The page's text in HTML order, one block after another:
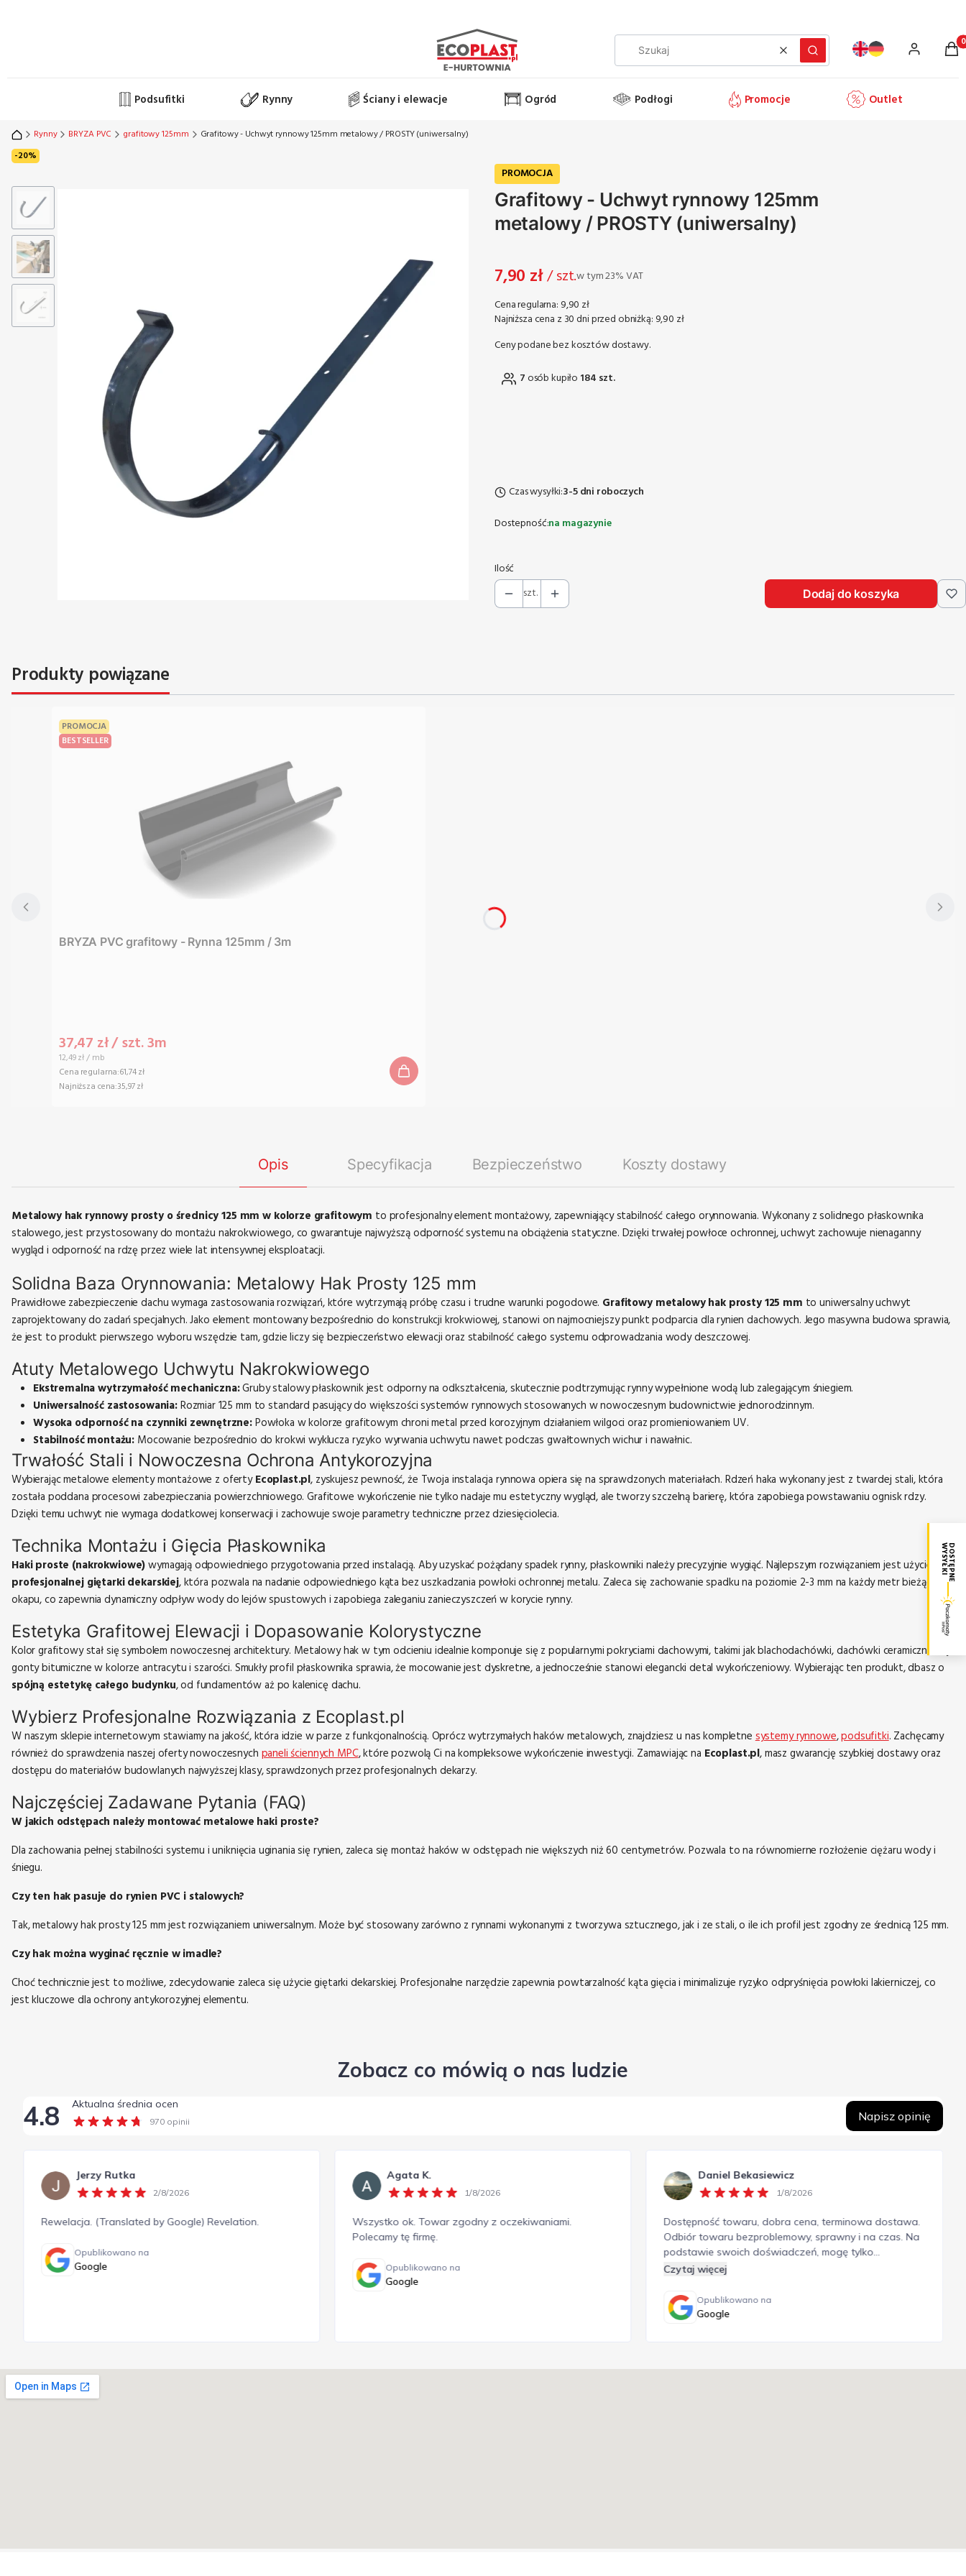
WyczyśćSzukaj
Podsufitki Rynny Ściany i elewacje Ogród Podłogi Promocje Outlet
Rynny BRYZA PVC grafitowy 125mm Grafitowy - Uchwyt rynnowy 125mm metalowy / PROSTY (uniwersalny)
Etykiety
-20%DISCOUNT <
PROMOCJA
Grafitowy - Uchwyt rynnowy 125mm
metalowy / PROSTY (uniwersalny)
7,90 zł/ szt.w tym 23% VAT
w tym23%VAT
Cena regularna: 9,90 zł
Najniższa cena z 30 dni przed obniżką: 9,90 zł
Ceny podane bez kosztów dostawy.
7 osób kupiło 184 szt.
Czas wysyłki:3-5 dni roboczych
Dostepność:na magazynie
Ilość
szt.
Dodaj do koszyka
Produkty powiązane
PROMOCJA
BESTSELLER
BRYZA PVC grafitowy - Rynna 125mm / 3m
Cena promocyjna
37,47 zł / szt. 3m
Cena jednostkowa
12,49 zł / mb
Cena regularna:61,74 zł
Najniższa cena:35,97 zł
Opis Specyfikacja Bezpieczeństwo Koszty dostawy
Metalowy hak rynnowy prosty o średnicy 125 mm w kolorze grafitowym to profesjonalny element montażowy, zapewniający stabilność całego orynnowania. Wykonany z solidnego płaskownika
stalowego, jest przystosowany do montażu nakrokwiowego, co gwarantuje najwyższą odporność systemu na obciążenia statyczne. Dzięki trwałej powłoce ochronnej, uchwyt zachowuje nienaganny
wygląd i odporność na rdzę przez wiele lat intensywnej eksploatacji.
Solidna Baza Orynnowania: Metalowy Hak Prosty 125 mm
Prawidłowe zabezpieczenie dachu wymaga zastosowania rozwiązań, które wytrzymają próbę czasu i trudne warunki pogodowe. Grafitowy metalowy hak prosty 125 mm to uniwersalny uchwyt
zaprojektowany do zadań specjalnych. Jako element montowany bezpośrednio do konstrukcji krokwiowej, stanowi on najmocniejszy punkt podparcia dla rynien dachowych. Jego masywna budowa sprawia,
że jest to produkt pierwszego wyboru wszędzie tam, gdzie liczy się bezpieczeństwo elewacji oraz stabilność całego systemu odprowadzania wody deszczowej.
Atuty Metalowego Uchwytu Nakrokwiowego
Ekstremalna wytrzymałość mechaniczna:Gruby stalowy płaskownik jest odporny na odkształcenia, skutecznie podtrzymując rynny wypełnione wodą lub zalegającym śniegiem.
Uniwersalność zastosowania:Rozmiar 125 mm to standard pasujący do większości systemów rynnowych stosowanych w nowoczesnym budownictwie jednorodzinnym.
Wysoka odporność na czynniki zewnętrzne:Powłoka w kolorze grafitowym chroni metal przed korozyjnym działaniem wilgoci oraz promieniowaniem UV.
Stabilność montażu: Mocowanie bezpośrednio do krokwi wyklucza ryzyko wyrwania uchwytu nawet podczas gwałtownych wichur i nawałnic.
Trwałość Stali i Nowoczesna Ochrona Antykorozyjna
Wybierając metalowe elementy montażowe z ofertyEcoplast.pl, zyskujesz pewność, że Twoja instalacja rynnowa opiera się na sprawdzonych materiałach. Rdzeń haka wykonany jest z twardej stali, która
została poddana procesowi zabezpieczania powierzchniowego. Grafitowe wykończenie nie tylko nadaje mu estetyczny wygląd, ale tworzy szczelną barierę, która zapobiega powstawaniu ognisk rdzy.
Dzięki temu uchwyt nie wymaga dodatkowej konserwacji i zachowuje swoje parametry techniczne przez dziesięciolecia.
Technika Montażu i Gięcia Płaskownika
Haki proste (nakrokwiowe)wymagają odpowiedniego przygotowania przed instalacją. Aby uzyskać pożądany spadek rynny, płaskowniki należy precyzyjnie wygiąć. Najlepszym rozwiązaniem jest użycie
profesjonalnej giętarki dekarskiej, która pozwala na nadanie odpowiedniego kąta bez uszkadzania powłoki ochronnej metalu. Zaleca się zachowanie spadku na poziomie 2-3 mm na każdy metr bieżący
okapu, co zapewnia dynamiczny odpływ wody do lejów spustowych i zapobiega zaleganiu zanieczyszczeń w korycie rynny.
Estetyka Grafitowej Elewacji i Dopasowanie Kolorystyczne
Kolor grafitowy stał się symbolem nowoczesnej architektury. Metalowy hak w tym odcieniu idealnie komponuje się z popularnymi pokryciami dachowymi, takimi jak blachodachówki, dachówki ceramiczne czy
gonty bitumiczne w kolorze antracytu i szarości. Smukły profil płaskownika sprawia, że mocowanie jest dyskretne, a jednocześnie stanowi elegancki detal wykończeniowy. Wybierając ten produkt, dbasz o
spójną estetykę całego budynku, od fundamentów aż po kalenicę dachu.
Wybierz Profesjonalne Rozwiązania z Ecoplast.pl
W naszym sklepie internetowym stawiamy na jakość, która idzie w parze z funkcjonalnością. Oprócz wytrzymałych haków metalowych, znajdziesz u nas kompletnesystemy rynnowe,podsufitki. Zachęcamy
również do sprawdzenia naszej oferty nowoczesnych paneli ściennych MPC, które pozwolą Ci na kompleksowe wykończenie inwestycji. Zamawiając na Ecoplast.pl, masz gwarancję szybkiej dostawy oraz
dostępu do materiałów budowlanych najwyższej klasy, sprawdzonych przez profesjonalnych dekarzy.
Najczęściej Zadawane Pytania (FAQ)
W jakich odstępach należy montować metalowe haki proste?
Dla zachowania pełnej stabilności systemu i uniknięcia uginania się rynien, zaleca się montaż haków w odstępach nie większych niż 60 centymetrów. Pozwala to na równomierne rozłożenie ciężaru wody i
śniegu.
Czy ten hak pasuje do rynien PVC i stalowych?
Tak, metalowy hak prosty 125 mm jest rozwiązaniem uniwersalnym. Może być stosowany zarówno z rynnami wykonanymi z tworzywa sztucznego, jak i ze stali, o ile ich profil jest zgodny ze średnicą 125 mm.
Czy hak można wyginać ręcznie w imadle?
Choć technicznie jest to możliwe, zdecydowanie zaleca się użycie giętarki dekarskiej. Profesjonalne narzędzie zapewnia powtarzalność kąta gięcia i minimalizuje ryzyko odpryśnięcia powłoki lakierniczej, co
jest kluczowe dla ochrony antykorozyjnej elementu.
DOSTĘPNE
WYSYŁKI